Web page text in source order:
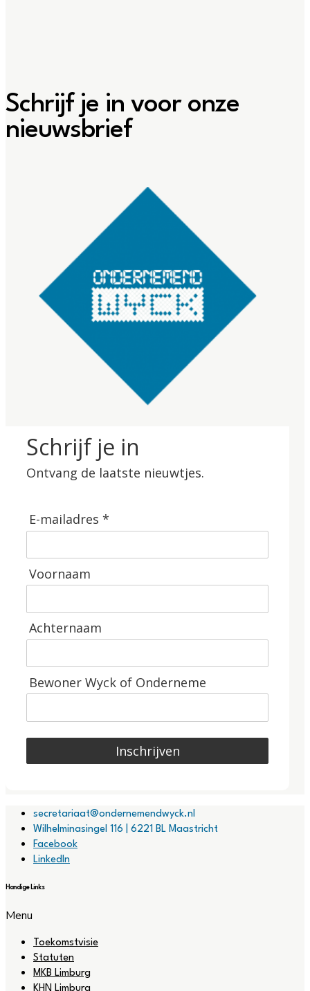
Schrijf je in voor onze
nieuwsbrief
Schrijf je in
Ontvang de laatste nieuwtjes.
E-mailadres *
Voornaam
Achternaam
Bewoner Wyck of Onderneme
Inschrijven
secretariaat@ondernemendwyck.nl
Wilhelminasingel 116 | 6221 BL Maastricht
Facebook
LinkedIn
Handige Links
Menu
Toekomstvisie
Statuten
MKB Limburg
KHN Limburg